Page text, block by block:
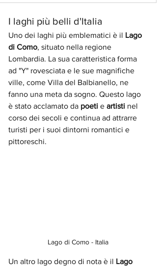
I laghi più belli d'Italia
Uno dei laghi più emblematici è il Lago
di Como, situato nella regione
Lombardia. La sua caratteristica forma
ad "Y" rovesciata e le sue magnifiche
ville, come Villa del Balbianello, ne
fanno una meta da sogno. Questo lago
è stato acclamato da poeti e artisti nel
corso dei secoli e continua ad attrarre
turisti per i suoi dintorni romantici e
pittoreschi.
Lago di Como - Italia
Un altro lago degno di nota è il Lago